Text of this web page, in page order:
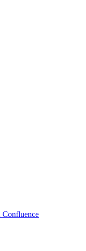
Confluence